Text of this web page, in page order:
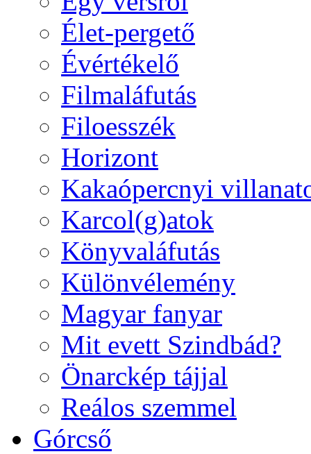
Élet-pergető
Évértékelő
Filmaláfutás
Filoesszék
Horizont
Kakaópercnyi
Karcol(g)atok
Könyvaláfutás
Különvélemény
Magyar fanyar
Mit evett Szindbád?
Önarckép tájjal
Reálos szemmel
Górcső